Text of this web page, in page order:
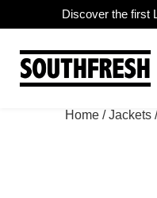
Discover the first
Home /Jackets